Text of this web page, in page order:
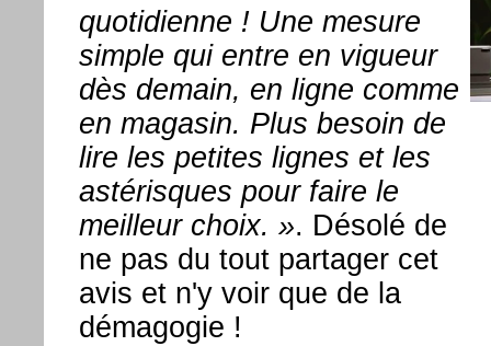
quotidienne ! Une mesure
simple qui entre en vigueur
dès demain, en ligne comme
en magasin. Plus besoin de
lire les petites lignes et les
astérisques pour faire le
meilleur choix. ». Désolé de
ne pas du tout partager cet
avis et n'y voir que de la
démagogie !